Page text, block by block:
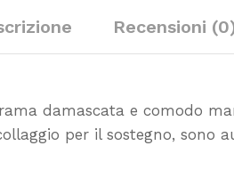
Recensioni
damascata e comodo
per il sostegno, sono